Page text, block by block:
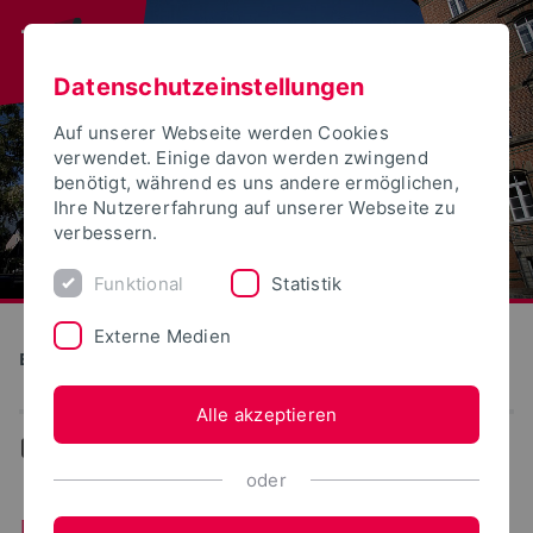
Bauen und Umwelt
... Duales Studium
Datenschutzeinstellungen
Auf unserer Webseite werden Cookies
verwendet. Einige davon werden zwingend
benötigt, während es uns andere ermöglichen,
Ihre Nutzererfahrung auf unserer Webseite zu
verbessern.
Funktional Statistik
Externe Medien
Alle akzeptieren
oder